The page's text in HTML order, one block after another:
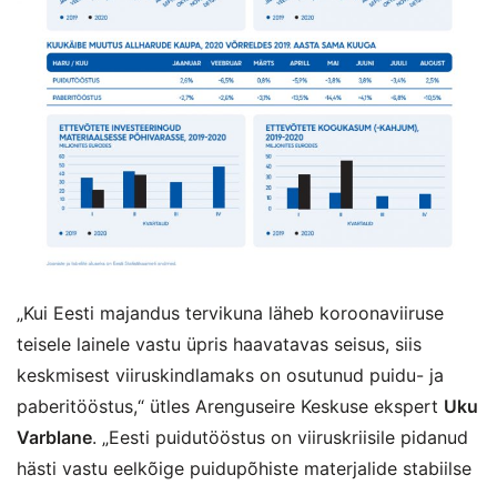
„Kui Eesti majandus tervikuna läheb koroonaviiruse
teisele lainele vastu üpris haavatavas seisus, siis
keskmisest viiruskindlamaks on osutunud puidu- ja
paberitööstus,“ ütles Arenguseire Keskuse ekspert Uku
Varblane. „Eesti puidutööstus on viiruskriisile pidanud
hästi vastu eelkõige puidupõhiste materjalide stabiilse